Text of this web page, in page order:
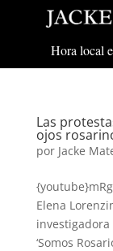
Hora local
Las
ojos
por Jacke
Elena
investigadora
‘Somos